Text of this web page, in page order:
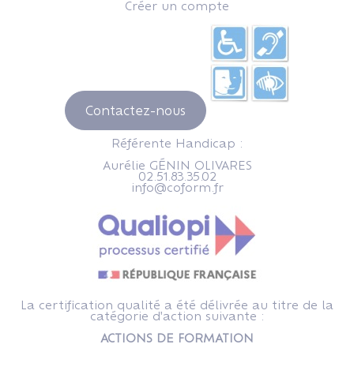
Créer un compte
Contactez-nous
Référente Handicap :
Aurélie GÉNIN OLIVARES
02.51.83.35.02
info@coform.fr
La certification qualité a été délivrée au titre de la
catégorie d'action suivante :
ACTIONS DE FORMATION